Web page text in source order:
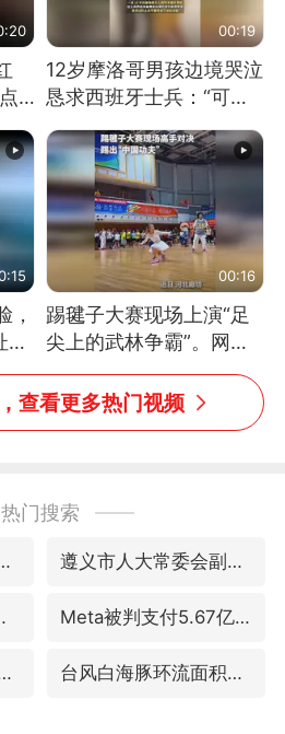
00:19
12岁摩洛哥男孩边境哭泣
恳求西班牙士兵：“可不
可以不要把我遣返回国”
，
加
00:16
踢毽子大赛现场上演“足
尖上的武林争霸”。网
友：这哪是踢毽子，分明
是武侠片现场！#睡个好
查看更多热门视频
热门搜索
行反对政府行径 遵义市人大常委会副主任刘东明被查
赔924元 Meta被判支付5.67亿美元
嫌疑人被拘留 台风白海豚环流面积近似13个浙江